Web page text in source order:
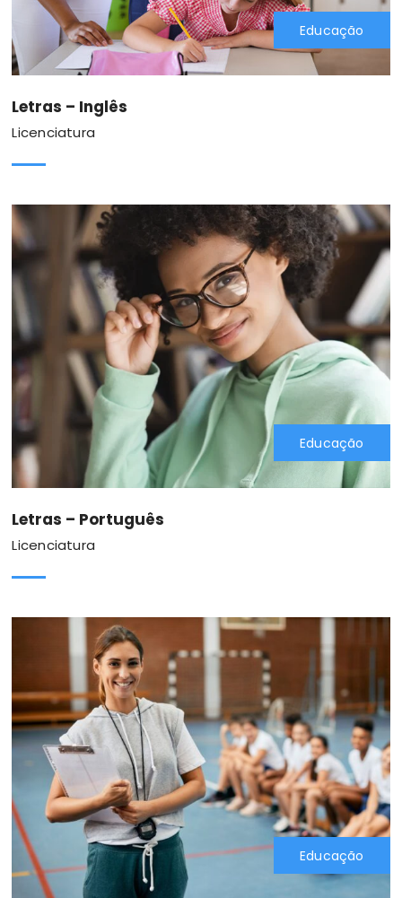
Educação
Letras – Inglês
Licenciatura
Educação
Letras – Português
Licenciatura
Educação